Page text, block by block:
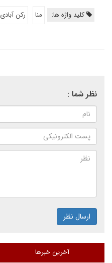
کلید واژه ها: منا رکن آبادی
نظر شما :
ارسال نظر
آخرین خبرها